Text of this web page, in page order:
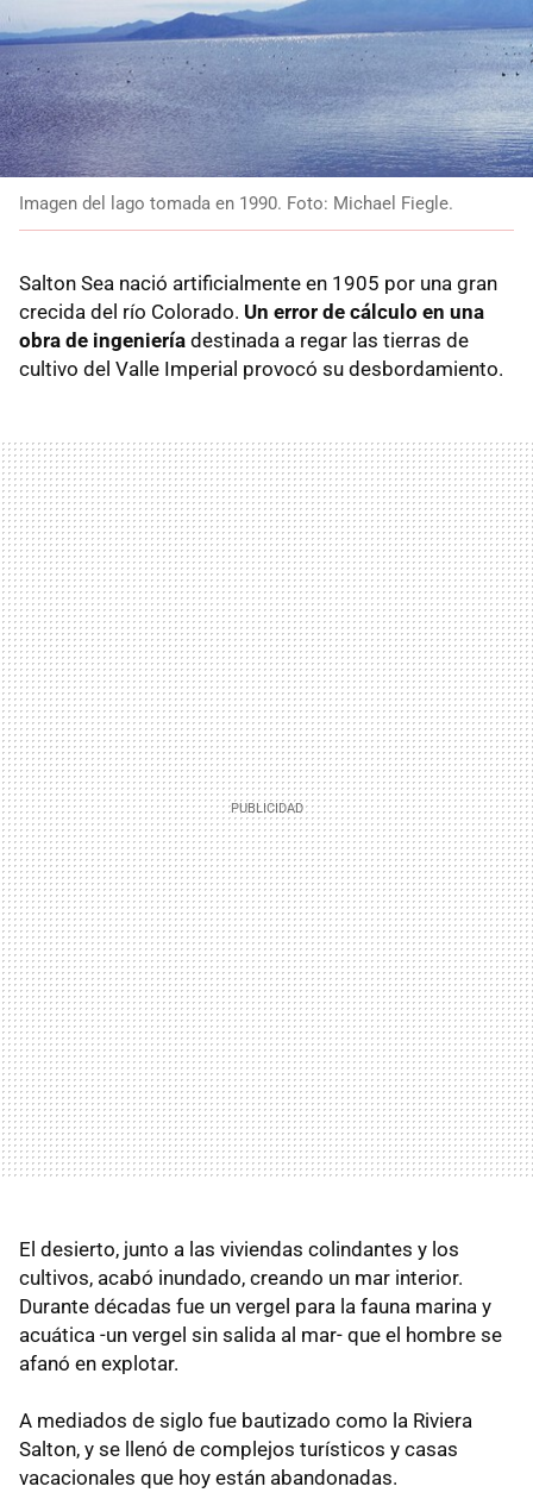
Imagen del lago tomada en 1990. Foto: Michael Fiegle.
Salton Sea nació artificialmente en 1905 por una gran
crecida del río Colorado. Un error de cálculo en una
obra de ingeniería destinada a regar las tierras de
cultivo del Valle Imperial provocó su desbordamiento.
El desierto, junto a las viviendas colindantes y los
cultivos, acabó inundado, creando un mar interior.
Durante décadas fue un vergel para la fauna marina y
acuática -un vergel sin salida al mar- que el hombre se
afanó en explotar.
A mediados de siglo fue bautizado como la Riviera
Salton, y se llenó de complejos turísticos y casas
vacacionales que hoy están abandonadas.